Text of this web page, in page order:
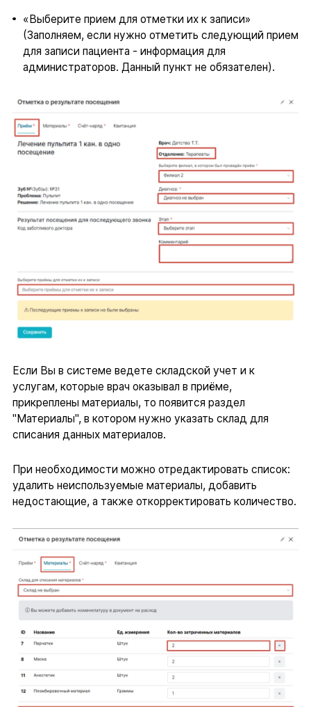
«Выберите прием для отметки их к записи»
(Заполняем, если нужно отметить следующий прием
для записи пациента - информация для
администраторов. Данный пункт не обязателен).
Если Вы в системе ведете складской учет и к
услугам, которые врач оказывал в приёме,
прикреплены материалы, то появится раздел
"Материалы", в котором нужно указать склад для
списания данных материалов.
При необходимости можно отредактировать список:
удалить неиспользуемые материалы, добавить
недостающие, а также откорректировать количество.